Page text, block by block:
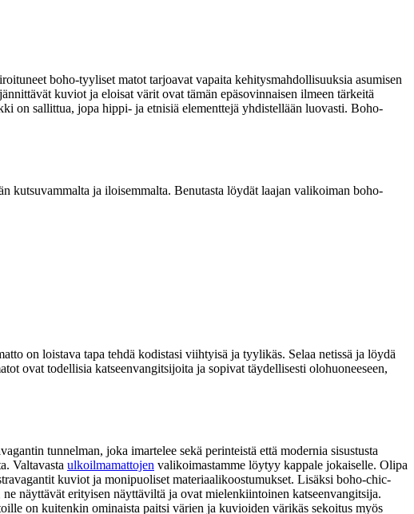
boho-tyyliset matot tarjoavat vapaita kehitysmahdollisuuksia asumisen
kuviot ja eloisat värit ovat tämän epäsovinnaisen ilmeen tärkeitä
on sallittua, jopa hippi- ja etnisiä elementtejä yhdistellään luovasti. Boho-
kutsuvammalta ja iloisemmalta. Benutasta löydät laajan valikoiman boho-
on loistava tapa tehdä kodistasi viihtyisä ja tyylikäs. Selaa netissä ja löydä
ovat todellisia katseenvangitsijoita ja sopivat täydellisesti olohuoneeseen,
tunnelman, joka imartelee sekä perinteistä että modernia sisustusta
Valtavasta ulkoilmamattojen valikoimastamme löytyy kappale jokaiselle. Olipa
kuviot ja monipuoliset materiaalikoostumukset. Lisäksi boho-chic-
näyttävät erityisen näyttäviltä ja ovat mielenkiintoinen katseenvangitsija.
on kuitenkin ominaista paitsi värien ja kuvioiden värikäs sekoitus myös